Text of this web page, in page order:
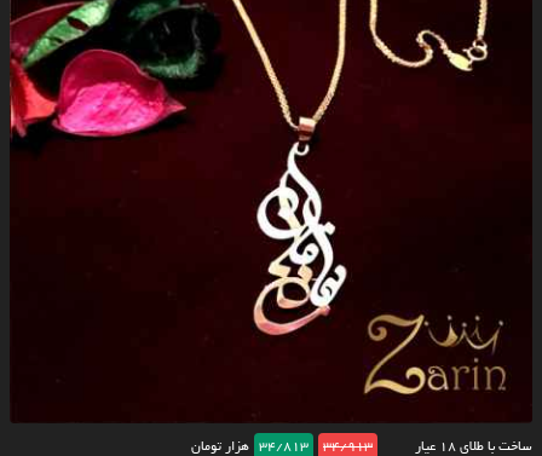
ساخت با طلای ۱۸ عیار 34/913
34/813 هزار تومان